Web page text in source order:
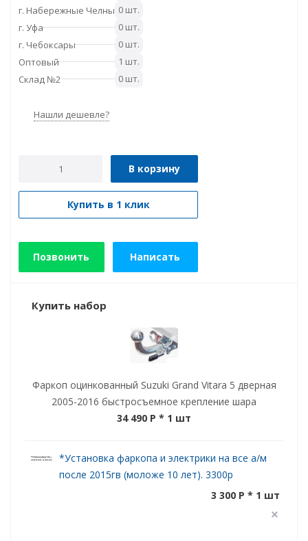
г. Набережные Челны 0 шт.
г. Уфа
0 шт.
г. Чебоксары
0 шт.
Оптовый
1 шт.
Склад №2
0 шт.
Нашли дешевле?
В корзину
Купить в 1 клик
Позвонить Написать
Купить набор
Фаркоп оцинкованный Suzuki Grand Vitara 5 дверная
2005-2016 быстросъемное крепление шара
34 490 P * 1 шт
*Установка фаркопа и электрики на все а/м
после 2015гв (моложе 10 лет). 3300р
3 300 P * 1 шт